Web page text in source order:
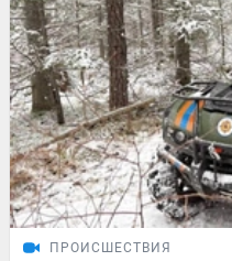
ПРОИСШЕСТВИЯ